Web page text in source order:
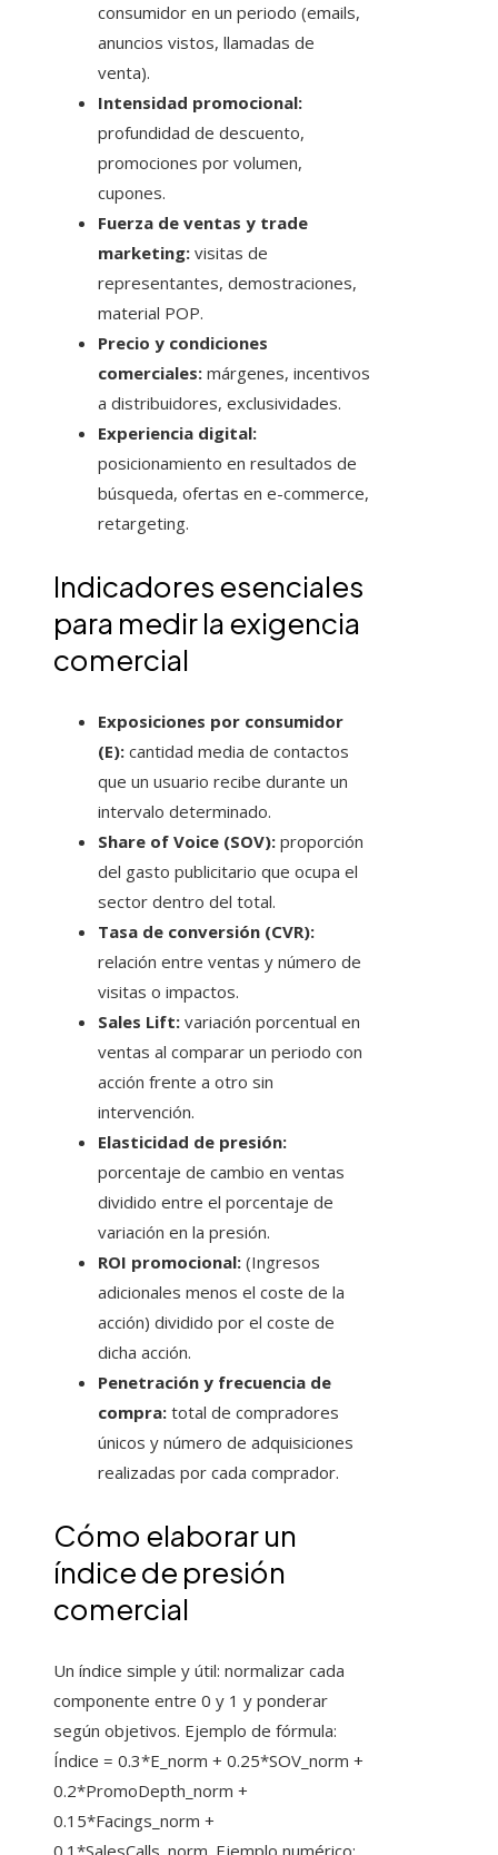
consumidor en un periodo (emails,
anuncios vistos, llamadas de
venta).
Intensidad promocional:
profundidad de descuento,
promociones por volumen,
cupones.
Fuerza de ventas y trade
marketing: visitas de
representantes, demostraciones,
material POP.
Precio y condiciones
comerciales: márgenes, incentivos
a distribuidores, exclusividades.
Experiencia digital:
posicionamiento en resultados de
búsqueda, ofertas en e-commerce,
retargeting.
Indicadores esenciales
para medir la exigencia
comercial
Exposiciones por consumidor
(E): cantidad media de contactos
que un usuario recibe durante un
intervalo determinado.
Share of Voice (SOV): proporción
del gasto publicitario que ocupa el
sector dentro del total.
Tasa de conversión (CVR):
relación entre ventas y número de
visitas o impactos.
Sales Lift: variación porcentual en
ventas al comparar un periodo con
acción frente a otro sin
intervención.
Elasticidad de presión:
porcentaje de cambio en ventas
dividido entre el porcentaje de
variación en la presión.
ROI promocional: (Ingresos
adicionales menos el coste de la
acción) dividido por el coste de
dicha acción.
Penetración y frecuencia de
compra: total de compradores
únicos y número de adquisiciones
realizadas por cada comprador.
Cómo elaborar un
índice de presión
comercial
Un índice simple y útil: normalizar cada
componente entre 0 y 1 y ponderar
según objetivos. Ejemplo de fórmula:
Índice = 0.3*E_norm + 0.25*SOV_norm +
0.2*PromoDepth_norm +
0.15*Facings_norm +